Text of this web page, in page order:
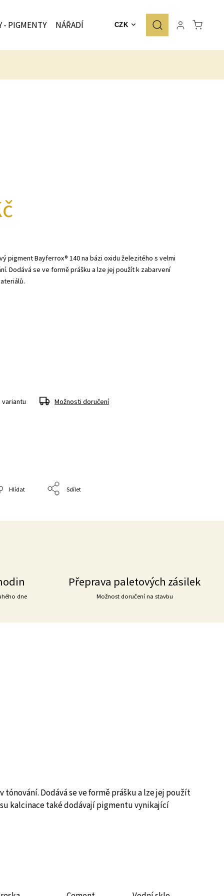
CZK
- PIGMENTY NÁŘADÍ ZNAČKY
pigment Bayferrox® 140 na bázi oxidu železitého s velmi
Dodává se ve formě prášku a lze jej použít k zabarvení
Možnosti doručení
Hlídat Sdílet
dne
Přeprava paletových zásilek
Možnost doručení na stavbu
Dodává se ve formě prášku a lze jej použít
kalcinace také dodávají pigmentu vynikající